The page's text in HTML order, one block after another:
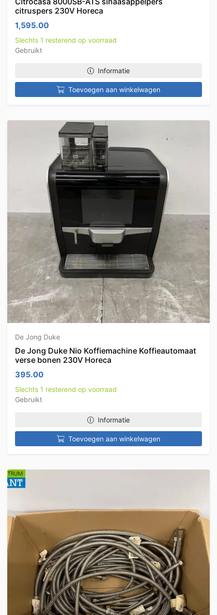
citruspers 230V Horeca
1,595.00
Slechts 1 resterend op voorraad
Gebruikt
Informatie
Toevoegen aan winkelwagen
De Jong Duke
De Jong Duke Nio Koffiemachine Koffieautomaat
verse bonen 230V Horeca
395.00
Slechts 1 resterend op voorraad
Gebruikt
Informatie
Toevoegen aan winkelwagen